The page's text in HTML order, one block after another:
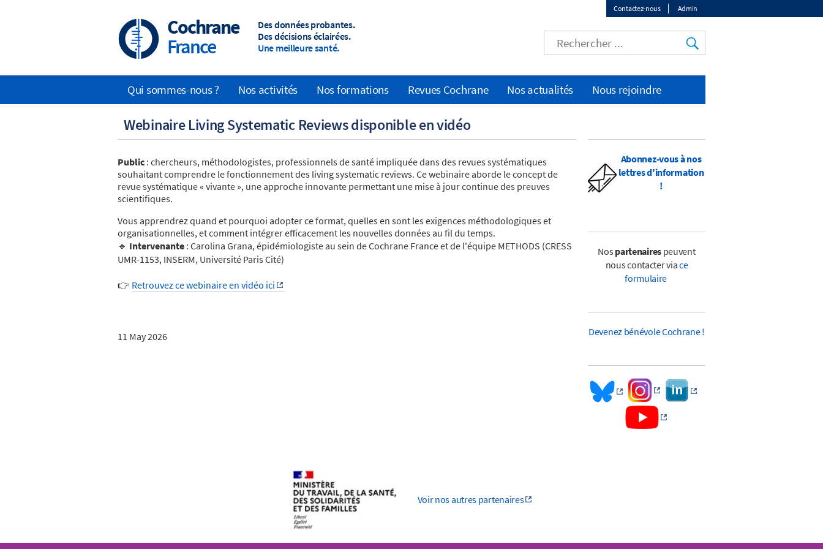
Top
menu
Contactez-nous Admin
Cochrane
France
Des données probantes.
Des décisions éclairées.
Une meilleure santé.
Webinaire Living Systematic Reviews disponible en vidéo
Public : chercheurs, méthodologistes, professionnels de santé impliquée dans des revues systématiques
souhaitant comprendre le fonctionnement des living systematic reviews. Ce webinaire aborde le concept de
revue systématique « vivante », une approche innovante permettant une mise à jour continue des preuves
scientifiques.
Vous apprendrez quand et pourquoi adopter ce format, quelles en sont les exigences méthodologiques et
organisationnelles, et comment intégrer efficacement les nouvelles données au fil du temps.
🔹 Intervenante : Carolina Grana, épidémiologiste au sein de Cochrane France et de l'équipe METHODS (CRESS
UMR-1153, INSERM, Université Paris Cité)
👉 Retrouvez ce webinaire en vidéo ici
11 May 2026
Abonnez-vous à nos
lettres d'information
!
Nospartenaires peuvent
nous contacter viace
formulaire
Devenez bénévole Cochrane !
Main
navigation
Qui sommes-nous ? Nos activités Nos formations Revues Cochrane Nos actualités Nous rejoindre
Voir nos autres partenaires